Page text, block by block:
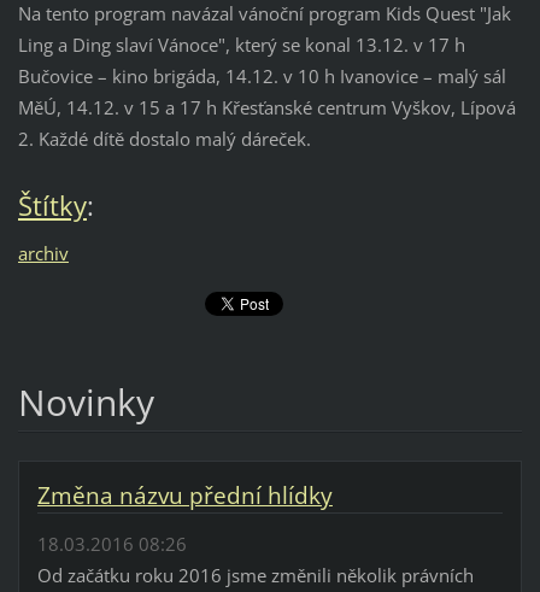
Na tento program navázal vánoční program Kids Quest "Jak
Ling a Ding slaví Vánoce", který se konal 13.12. v 17 h
Bučovice – kino brigáda, 14.12. v 10 h Ivanovice – malý sál
MěÚ, 14.12. v 15 a 17 h Křesťanské centrum Vyškov, Lípová
2. Každé dítě dostalo malý dáreček.
Štítky:
archiv
Novinky
Změna názvu přední hlídky
18.03.2016 08:26
Od začátku roku 2016 jsme změnili několik právních